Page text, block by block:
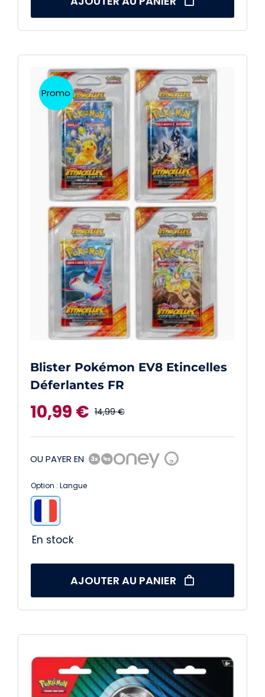
Promo
Blister Pokémon EV8 Etincelles
Déferlantes FR
14,99€
prix
initial
10,99 €
prix
actuel
OU PAYER EN ?
Option : Langue
En stock
AJOUTER AU PANIER